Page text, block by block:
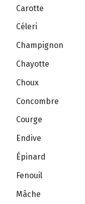
Carotte
Céleri
Champignon
Chayotte
Choux
Concombre
Courge
Endive
Épinard
Fenouil
Mâche